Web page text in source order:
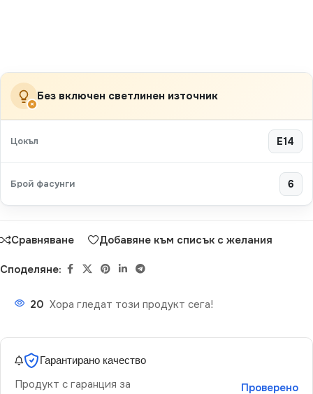
×
Без включен светлинен източник
Цокъл E14
Брой фасунги 6
Сравняване Добавяне към списък с желания
Споделяне:
20 Хора гледат този продукт сега!
Гарантирано качество
Продукт с гаранция за
Проверено